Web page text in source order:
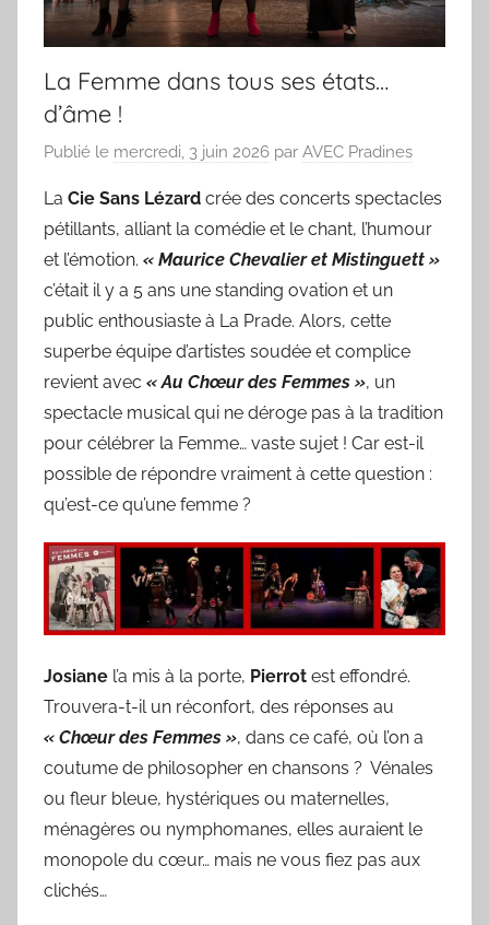
La Femme dans tous ses états…
d’âme !
Publié le mercredi, 3 juin 2026 par AVEC Pradines
La Cie Sans Lézard crée des concerts spectacles
pétillants, alliant la comédie et le chant, l’humour
et l’émotion. « Maurice Chevalier et Mistinguett »
c’était il y a 5 ans une standing ovation et un
public enthousiaste à La Prade. Alors, cette
superbe équipe d’artistes soudée et complice
revient avec « Au Chœur des Femmes », un
spectacle musical qui ne déroge pas à la tradition
pour célébrer la Femme… vaste sujet ! Car est-il
possible de répondre vraiment à cette question :
qu’est-ce qu’une femme ?
Josiane l’a mis à la porte, Pierrot est effondré.
Trouvera-t-il un réconfort, des réponses au
« Chœur des Femmes », dans ce café, où l’on a
coutume de philosopher en chansons ? Vénales
ou fleur bleue, hystériques ou maternelles,
ménagères ou nymphomanes, elles auraient le
monopole du cœur… mais ne vous fiez pas aux
clichés…